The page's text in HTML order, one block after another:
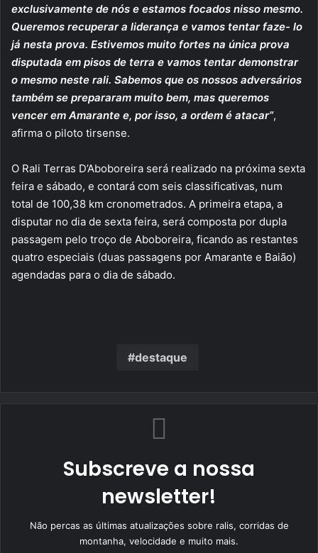
exclusivamente de nós e estamos focados nisso mesmo.
Queremos recuperar a liderança e vamos tentar faze- lo
já nesta prova. Estivemos muito fortes na única prova
disputada em pisos de terra e vamos tentar demonstrar
o mesmo neste rali. Sabemos que os nossos adversários
também se prepararam muito bem, mas queremos
vencer em Amarante e, por isso, a ordem é atacar”,
afirma o piloto tirsense.
O Rali Terras D’Aboboreira será realizado na próxima sexta
feira e sábado, e contará com seis classificativas, num
total de 100,38 km cronometrados. A primeira etapa, a
disputar no dia de sexta feira, será composta por dupla
passagem pelo troço de Aboboreira, ficando as restantes
quatro especiais (duas passagens por Amarante e Baião)
agendadas para o dia de sábado.
destaque
Subscreve a nossa
newsletter!
Não percas as últimas atualizações sobre ralis, corridas de
montanha, velocidade e muito mais.